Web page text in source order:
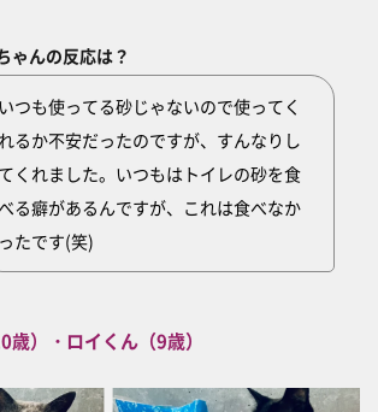
ゃんの反応は？
いつも使ってる砂じゃないので使ってく
れるか不安だったのですが、すんなりし
てくれました。いつもはトイレの砂を食
べる癖があるんですが、これは食べなか
ったです(笑)
）・ロイくん（9歳）